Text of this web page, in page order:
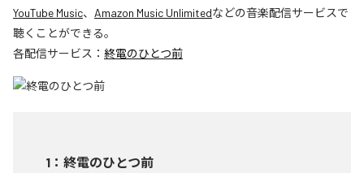
YouTube Music、 Amazon Music Unlimitedなどの音楽配信サービスで
聴くことができる。
各配信サービス： 終電のひとつ前
1 ： 終電のひとつ前